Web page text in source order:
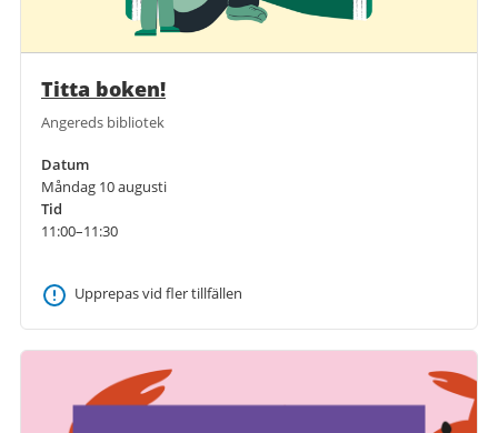
Titta boken!
Angereds bibliotek
Datum
Måndag 10 augusti
Tid
11:00–11:30
Upprepas vid fler tillfällen